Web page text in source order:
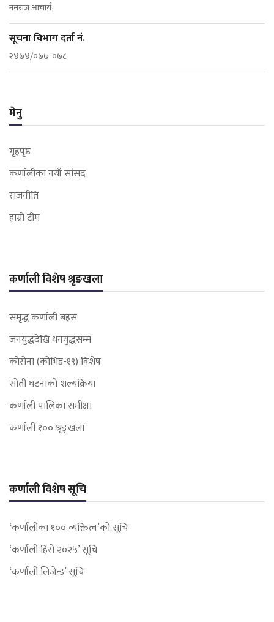
नमराज आचार्य
सूचना विभाग दर्ता नं.
२४७४/०७७-०७८
मेनु
गृहपृष्ठ
कर्णालीका नयाँ सांसद
राजनीति
हाम्रो टीम
कर्णाली विशेष श्रृङखला
समृद्ध कर्णाली बहस
जनयुद्धदेखि धनयुद्धसम्म
कोरोना (कोभिड-१९) विशेष
सोती घटनाको शल्यक्रिया
कर्णाली पालिका समीक्षा
कर्णाली १०० श्रृङ्खला
कर्णाली विशेष सूचि
‘कर्णालीका १०० व्यक्तित्व’को सूचि
‘कर्णाली हिरो २०२५’ सूचि
‘कर्णाली लिजेन्ड’ सूचि